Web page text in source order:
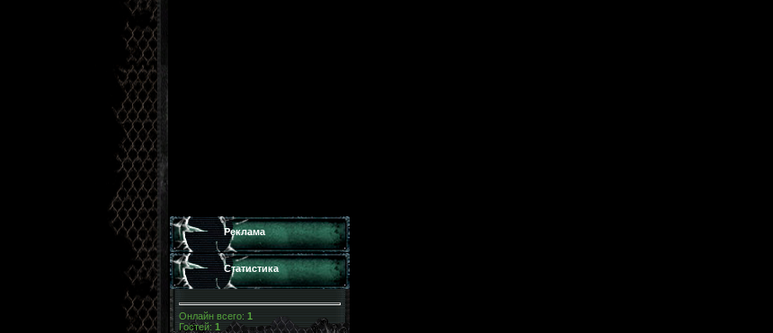
Реклама
Статистика
Онлайн всего: 1
Гостей: 1